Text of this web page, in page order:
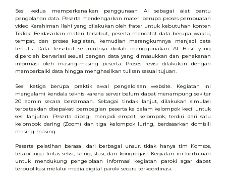
Sesi kedua memperkenalkan penggunaan AI sebagai alat bantu
pengolahan data. Peserta mendengarkan materi berupa proses pembuatan
video Kerahiman Ilahi yang dilakukan oleh frater untuk kebutuhan konten
TikTok. Berdasarkan materi tersebut, peserta mencatat data berupa waktu,
tempat, dan proses kegiatan, kemudian merangkumnya menjadi data
tertulis. Data tersebut selanjutnya diolah menggunakan AI. Hasil yang
diperoleh bervariasi sesuai dengan data yang dimasukkan dan penekanan
informasi oleh masing-masing peserta. Proses revisi dilakukan dengan
memperbaiki data hingga menghasilkan tulisan sesuai tujuan.
Sesi ketiga berupa praktik awal pengelolaan website. Kegiatan ini
mengalami kendala teknis karena server belum dapat menampung sekitar
20 admin secara bersamaan. Sebagai tindak lanjut, dilakukan simulasi
terbatas dan disepakati pembagian peserta ke dalam kelompok kecil untuk
sesi lanjutan. Peserta dibagi menjadi empat kelompok, terdiri dari satu
kelompok daring (Zoom) dan tiga kelompok luring, berdasarkan domisili
masing-masing.
Peserta pelatihan berasal dari berbagai unsur, tidak hanya tim Komsos,
tetapi juga lintas seksi, kring, stasi, dan kongregasi. Kegiatan ini bertujuan
untuk mendukung pengelolaan informasi kegiatan paroki agar dapat
terpublikasi melalui media digital paroki secara terkoordinasi.